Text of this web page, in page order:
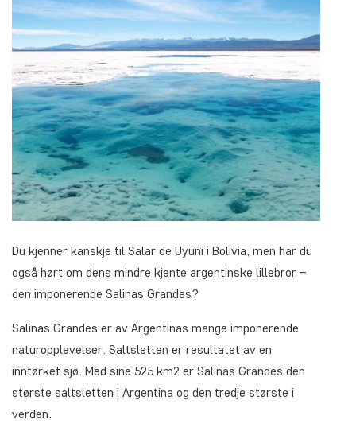
Du kjenner kanskje til Salar de Uyuni i Bolivia, men har du
også hørt om dens mindre kjente argentinske lillebror –
den imponerende Salinas Grandes?
Salinas Grandes er av Argentinas mange imponerende
naturopplevelser. Saltsletten er resultatet av en
inntørket sjø. Med sine 525 km2 er Salinas Grandes den
største saltsletten i Argentina og den tredje største i
verden.